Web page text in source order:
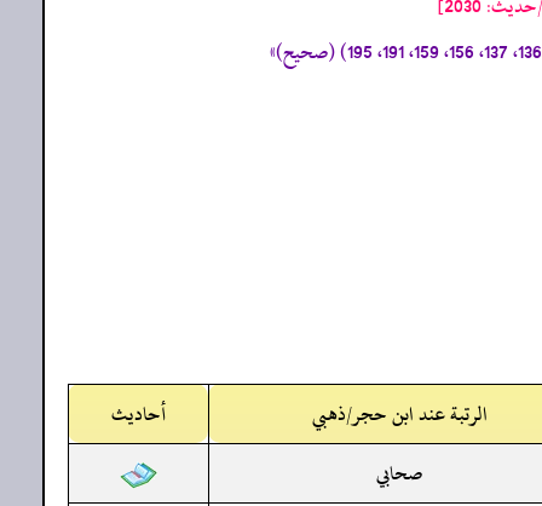
الرتبة عند ابن حجر/ذهبي
أحاديث
صحابي